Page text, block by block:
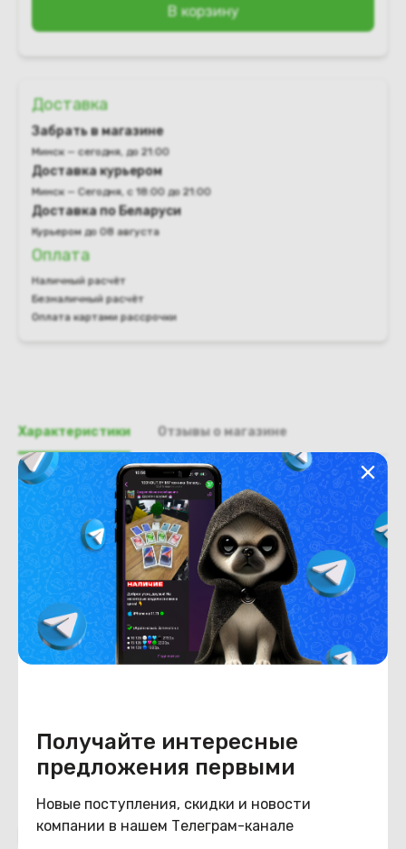
Получайте интересные
предложения первыми
Новые поступления, скидки и новости
компании в нашем Телеграм-канале
В корзину
Доставка
Забрать в магазине
Минск — сегодня, до 21:00
Доставка курьером
Минск — Сегодня, с 18:00 до 21:00
Доставка по Беларуси
Курьером до 08 августа
Оплата
Наличный расчёт
Безналичный расчёт
Оплата картами рассрочки
Характеристики Отзывы о магазине
Общая информация
Производитель
HP
Тип товара
Крышка матрицы
Состояние
Недостатки
состояние ,запрос фото
уточнять у менеджеров
Состояние
Б/У
Похожие товары